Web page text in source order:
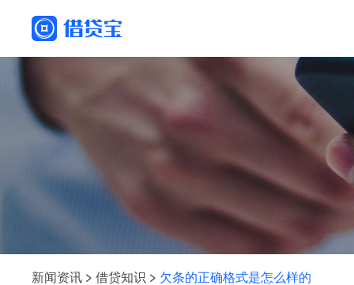
新闻资讯 借贷知识 欠条的正确格式是怎么样的